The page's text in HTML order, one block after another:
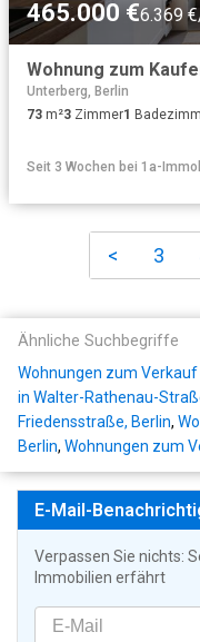
465.000 €6.369
Unterberg, Berlin
73 m²3 Zimmer1
Seit 3 Wochen bei 1a-
< 3
Ähnliche Suchbegriffe
Wohnungen zum Verkauf
in Walter-Rathenau-
Friedensstraße, Berlin,
Berlin, Wohnungen zum
E-Mail-
Verpassen Sie nichts:
Immobilien erfährt